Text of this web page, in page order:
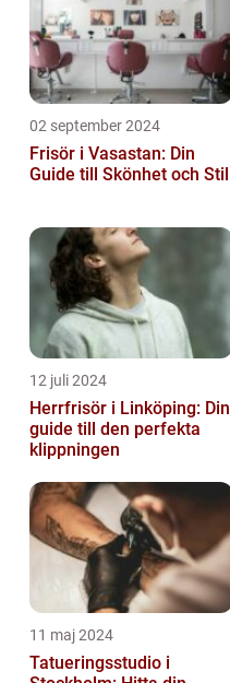
02 september 2024
Frisör i Vasastan: Din
Guide till Skönhet och Stil
12 juli 2024
Herrfrisör i Linköping: Din
guide till den perfekta
klippningen
11 maj 2024
Tatueringsstudio i